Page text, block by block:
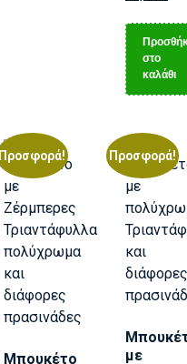
στο
καλάθι
Προσφορά!
Μπουκέτο
Προσφορά!
με